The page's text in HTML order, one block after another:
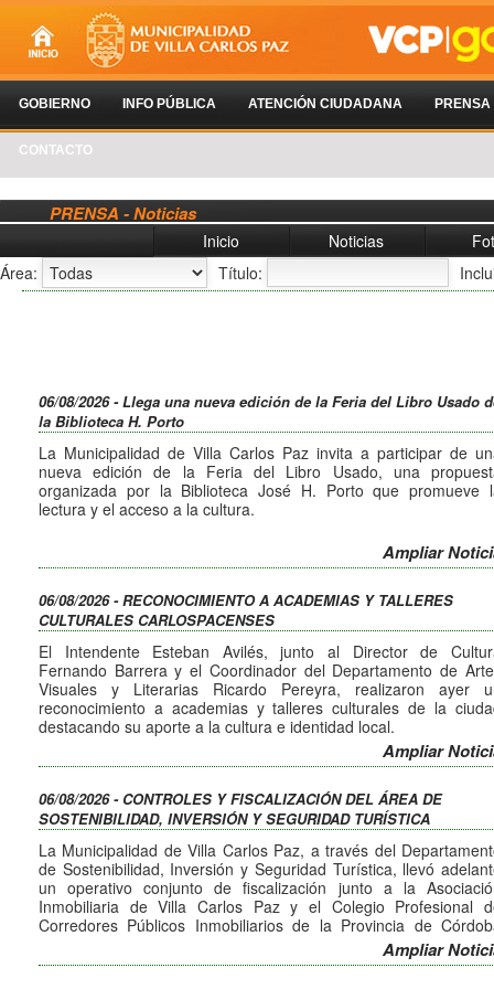
GOBIERNO INFO PÚBLICA ATENCIÓN CIUDADANA PRENSA
CONTACTO
PRENSA - Noticias
Inicio Noticias
Área:
Título:
06/08/2026 - Llega una nueva edición de la Feria del Libro Usado
la Biblioteca H. Porto
La Municipalidad de Villa Carlos Paz invita a participar de
nueva edición de la Feria del Libro Usado, una
organizada por la Biblioteca José H. Porto que promueve
lectura y el acceso a la cultura.
La actividad se desarrollará el próximo domingo 9 de agosto,
10 a 13 hs, en la Plazoleta del Reloj Cu Cú.
Quienes se acerquen podrán recorrer los distintos stands
encontrar una gran variedad de libros usados en
estado, con opciones para todos los gustos y edades:
historia, policiales, suspenso, literatura infantil, biografías
muchos otros títulos.
La feria constituye una excelente oportunidad para
nuevas lecturas, intercambiar recomendaciones y acompañar
trabajo que realiza la Biblioteca José H. Porto en la promoción
la cultura y la lectura en nuestra ciudad. La entrada es libre
gratuita.
Ampliar
06/08/2026 - RECONOCIMIENTO A ACADEMIAS Y TALLERES
CULTURALES CARLOSPACENSES
El Intendente Esteban Avilés, junto al Director de
Fernando Barrera y el Coordinador del Departamento de
Visuales y Literarias Ricardo Pereyra, realizaron ayer
reconocimiento a academias y talleres culturales de la
destacando su aporte a la cultura e identidad local.
Gestos y Muecas, Escuela de Teatro Taty Luciano,
Puentes, Teatro Musical Carlos Paz, Peques Teatro, Atelier
reconocidos.
En tal sentido, celebramos a nuestras academias y
porque detrás de cada propuesta hay horas de dedicación
constancia que nos enriquecen como comunidad.
El arte une y transforma, por ese motivo, es muy
reconocer a quienes son sus formadores y protagonistas.
Ampliar
06/08/2026 - CONTROLES Y FISCALIZACIÓN DEL ÁREA DE
SOSTENIBILIDAD, INVERSIÓN Y SEGURIDAD TURÍSTICA
La Municipalidad de Villa Carlos Paz, a través del
de Sostenibilidad, Inversión y Seguridad Turística, llevó
un operativo conjunto de fiscalización junto a la
Inmobiliaria de Villa Carlos Paz y el Colegio Profesional
Corredores Públicos Inmobiliarios de la Provincia de
Ampliar